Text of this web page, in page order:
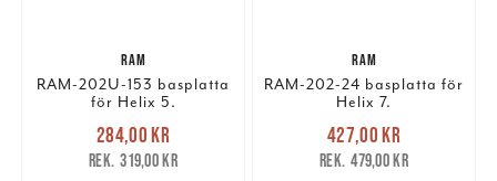
RAM
RAM-202U-153 basplatta
för Helix 5.
Nuvarande pris
284,00 krTidigare pris
319,00 kr
284,00 kr
319,00 kr
RAM
RAM-202-24 basplatta för
Helix 7.
Nuvarande pris
427,00 krTidigare pris
479,00 kr
427,00 kr
479,00 kr